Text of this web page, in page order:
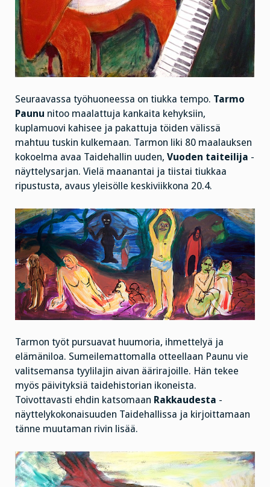
Seuraavassa työhuoneessa on tiukka tempo. Tarmo
Paunu nitoo maalattuja kankaita kehyksiin,
kuplamuovi kahisee ja pakattuja töiden välissä
mahtuu tuskin kulkemaan. Tarmon liki 80 maalauksen
kokoelma avaa Taidehallin uuden, Vuoden taiteilija -
näyttelysarjan. Vielä maanantai ja tiistai tiukkaa
ripustusta, avaus yleisölle keskiviikkona 20.4.
Tarmon työt pursuavat huumoria, ihmettelyä ja
elämäniloa. Sumeilemattomalla otteellaan Paunu vie
valitsemansa tyylilajin aivan äärirajoille. Hän tekee
myös päivityksiä taidehistorian ikoneista.
Toivottavasti ehdin katsomaan Rakkaudesta -
näyttelykokonaisuuden Taidehallissa ja kirjoittamaan
tänne muutaman rivin lisää.